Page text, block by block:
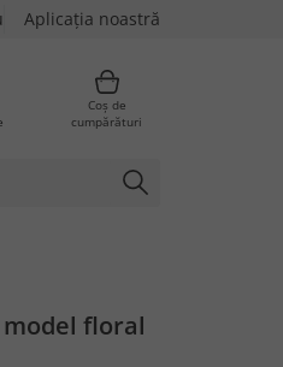
Aplicația noastră
Coș de
cumpărături
floral